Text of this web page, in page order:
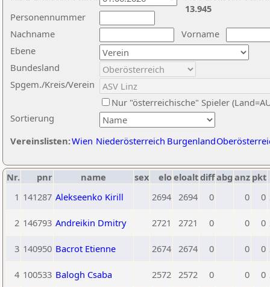
Nachname
Vorname
Ebene
Sortierung
Personennummer
Bundesland
Spgem./Kreis/Verein
Nur "österreichische" Spieler
Vereinslisten:Wien Niederösterreich Burgenland
13.945
Nr. pnr name sex eloeloaltdiffabg anz pkt
1 141287 Alekseenko Kirill 2694 2694 0 0 0
2 146793 Andreikin Dmitry 2721 2721 0 0 0
3 140950 Bacrot Etienne 2674 2674 0 0 0
4 100533 Balogh Csaba 2572 2572 0 0 0